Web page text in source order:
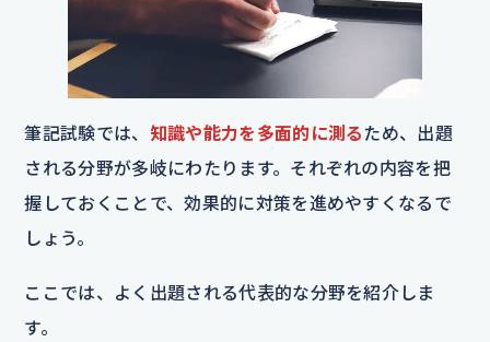
筆記試験では、 知識や能力を多面的に測るため、出題
される分野が多岐にわたります。それぞれの内容を把
握しておくことで、効果的に対策を進めやすくなるで
しょう。
ここでは、よく出題される代表的な分野を紹介しま
す。